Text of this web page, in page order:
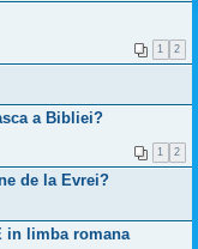
1 2
a Bibliei?
1 2
de la Evrei?
in limba romana